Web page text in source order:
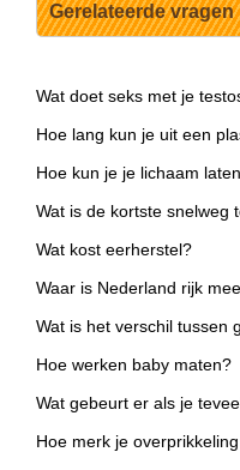
Gerelateerde vragen
Wat doet seks met je
Hoe lang kun je uit een
Hoe kun je je lichaam
Wat is de kortste snelweg
Wat kost eerherstel?
Waar is Nederland rijk
Wat is het verschil tussen
Hoe werken baby maten?
Wat gebeurt er als je
Hoe merk je